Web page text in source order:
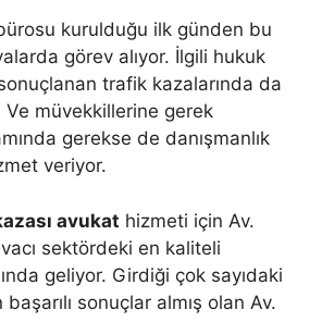
kurulduğu ilk günden bu
görev alıyor. İlgili hukuk
trafik kazalarında da
Ve müvekkillerine gerek
gerekse de danışmanlık
veriyor.
avukat hizmeti için Av.
sektördeki en kaliteli
geliyor. Girdiği çok sayıdaki
sonuçlar almış olan Av.